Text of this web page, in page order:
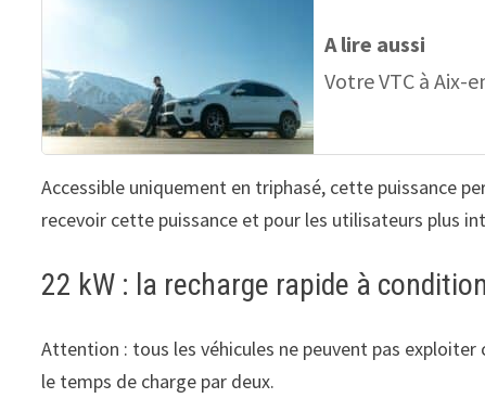
A lire aussi
Votre VTC à Aix-
Accessible uniquement en triphasé, cette puissance
recevoir cette puissance et pour les utilisateurs plus
22 kW : la recharge rapide à
Attention : tous les véhicules ne peuvent pas
le temps de charge par deux.